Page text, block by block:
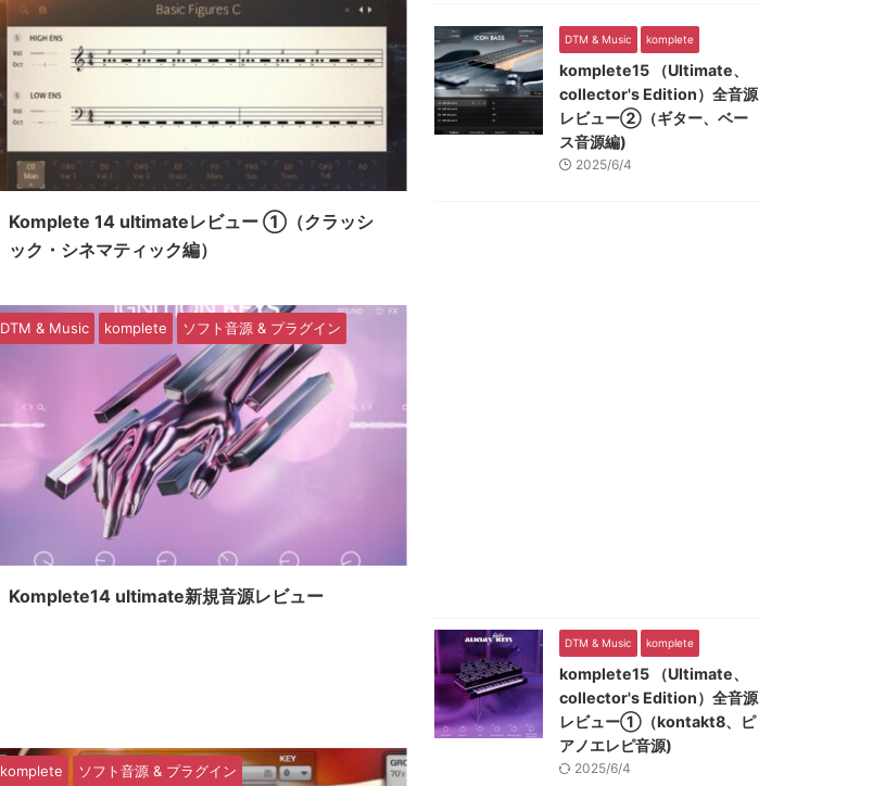
Komplete 14 ultimateレビュー ①（クラッシ
ック・シネマティック編）
DTM & Music komplete ソフト音源 & プラグイン
Komplete14 ultimate新規音源レビュー
komplete ソフト音源 & プラグイン
DTM & Music komplete
komplete15 （Ultimate、
collector's Edition）全音源
レビュー②（ギター、ベー
ス音源編)
2025/6/4
DTM & Music komplete
komplete15 （Ultimate、
collector's Edition）全音源
レビュー①（kontakt8、ピ
アノエレピ音源)
2025/6/4